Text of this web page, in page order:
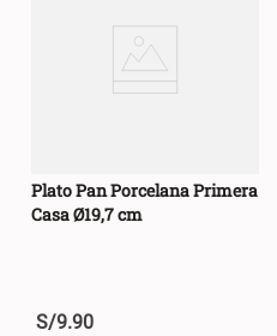
Plato Pan Porcelana Primera
Casa Ø19,7 cm
S/9.90